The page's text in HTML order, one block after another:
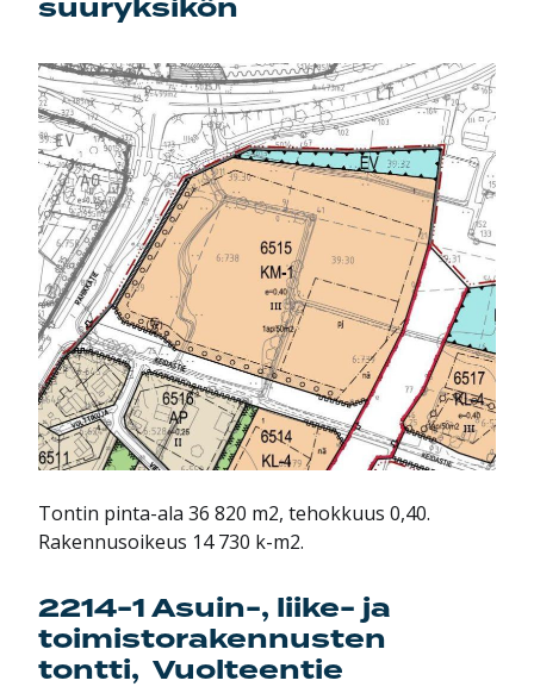
suuryksikön
Tontin pinta-ala 36 820 m2, tehokkuus 0,40.
Rakennusoikeus 14 730 k-m2.
2214-1 Asuin-, liike- ja
toimistorakennusten
tontti, Vuolteentie